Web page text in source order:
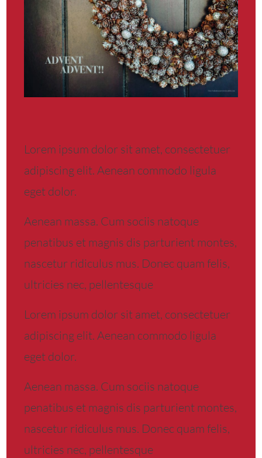
Lorem ipsum dolor sit amet, consectetuer
adipiscing elit. Aenean commodo ligula
eget dolor.
Aenean massa. Cum sociis natoque
penatibus et magnis dis parturient montes,
nascetur ridiculus mus. Donec quam felis,
ultricies nec, pellentesque
Lorem ipsum dolor sit amet, consectetuer
adipiscing elit. Aenean commodo ligula
eget dolor.
Aenean massa. Cum sociis natoque
penatibus et magnis dis parturient montes,
nascetur ridiculus mus. Donec quam felis,
ultricies nec, pellentesque